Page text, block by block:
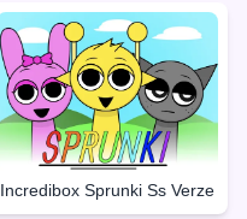
Incredibox Sprunki Ss Verze